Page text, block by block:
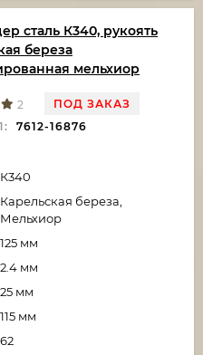
сталь К340, рукоять
береза
мельхиор
2
ПОД ЗАКАЗ
7612-16876
К340
Карельская береза,
Мельхиор
125 мм
2.4 мм
25 мм
115 мм
62